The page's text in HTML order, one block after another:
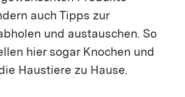
auch Tipps zur
und austauschen. So
hier sogar Knochen und
Haustiere zu Hause.